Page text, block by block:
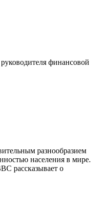
финансовой
разнообразием
населения в мире.
рассказывает о